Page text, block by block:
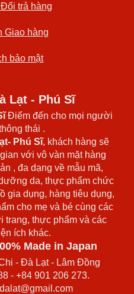
trả hàng
Giao hàng
bảo mật
Lạt - Phú Sĩ
Điểm đến cho mọi người
thái .
Phú Sĩ, khách hàng sẽ
với vô vàn mặt hàng
, đa dạng về mẫu mã,
da, thực phẩm chức
gia dụng, hàng tiêu dụng,
cho mẹ và bé cùng các
trang, thực phẩm và các
ích khác.
Made in Japan
- Đà Lạt - Lâm Đồng
- +84 901 206 273.